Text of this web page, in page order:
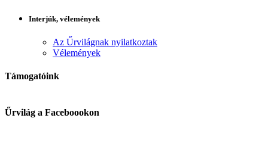
Interjúk, vélemények
Az Űrvilágnak nyilatkoztak
Vélemények
Támogatóink
Űrvilág a Faceboookon